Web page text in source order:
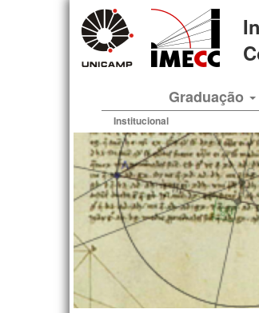
Graduação
Institucional